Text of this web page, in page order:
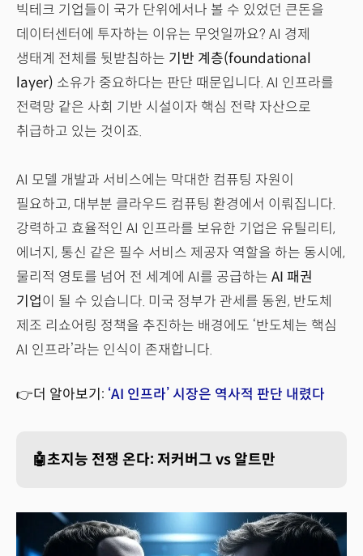
빅테크 기업들이 국가 단위에서나 볼 수 있었던 큰돈을
데이터센터에 투자하는 이유는 무엇일까요? AI 경제
생태계 전체를 뒷받침하는 기반 계층(foundational
layer) 소유가 중요하다는 판단 때문입니다. AI 인프라를
전력망 같은 사회 기반 시설이자 핵심 전략 자산으로
취급하고 있는 것이죠.
AI 모델 개발과 서비스에는 막대한 컴퓨팅 자원이
필요하고, 대부분 클라우드 컴퓨팅 환경에서 이뤄집니다.
강력하고 효율적인 AI 인프라를 보유한 기업은 유틸리티,
에너지, 통신 같은 필수 서비스 제공자 역할을 하는 동시에,
물리적 영토를 넘어 전 세계에 AI를 공급하는 AI 패권
기업이 될 수 있습니다. 미국 정부가 관세를 동원, 반도체
제조 리쇼어링 정책을 추진하는 배경에도 ‘반도체는 핵심
AI 인프라’라는 인식이 존재합니다.
👉더 알아보기: ‘AI 인프라’ 시장은 역사적 판단 내렸다
🤖초지능 전쟁 온다: 저커버그 vs 알트만